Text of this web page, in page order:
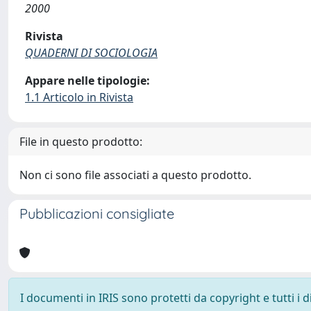
2000
Rivista
QUADERNI DI SOCIOLOGIA
Appare nelle tipologie:
1.1 Articolo in Rivista
File in questo prodotto:
Non ci sono file associati a questo prodotto.
Pubblicazioni consigliate
I documenti in IRIS sono protetti da copyright e tutti i